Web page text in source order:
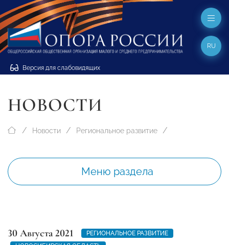
Версия для слабовидящих
RU
НОВОСТИ
Новости Региональное развитие
Меню раздела
30 Августа 2021
РЕГИОНАЛЬНОЕ РАЗВИТИЕ